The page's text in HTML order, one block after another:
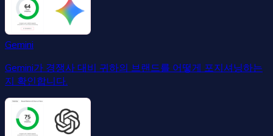
Gemini
Gemini가 경쟁사 대비 귀하의 브랜드를 어떻게 포지셔닝하는
지 확인합니다.